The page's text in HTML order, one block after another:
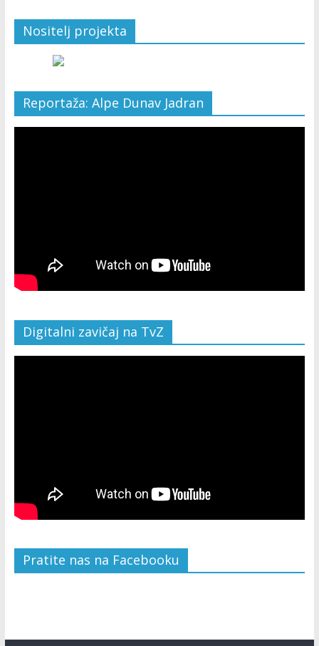
Nositelj projekta
Reportaža: Alpe Dunav Jadran
Digitalni zavičaj na TvZ
Pratite nas na Facebooku